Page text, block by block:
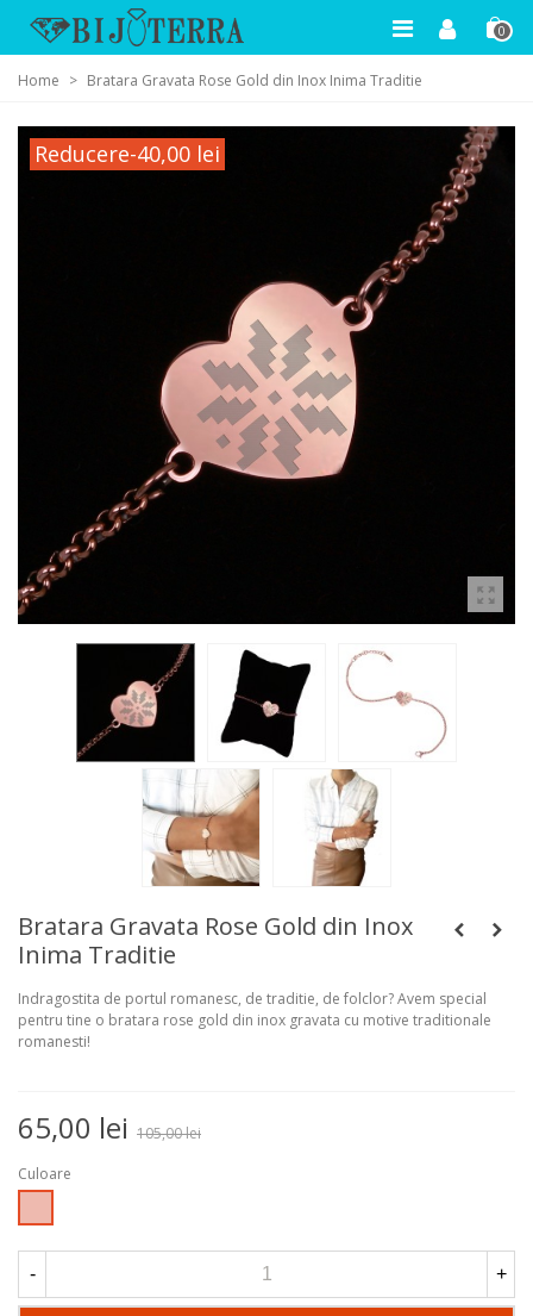
0
Home > Bratara Gravata Rose Gold din Inox Inima Traditie
Reducere-40,00 lei
Bratara Gravata Rose Gold din Inox
Inima Traditie
Indragostita de portul romanesc, de traditie, de folclor? Avem special
pentru tine o bratara rose gold din inox gravata cu motive traditionale
romanesti!
65,00 lei 105,00 lei
Culoare
Gold
- +